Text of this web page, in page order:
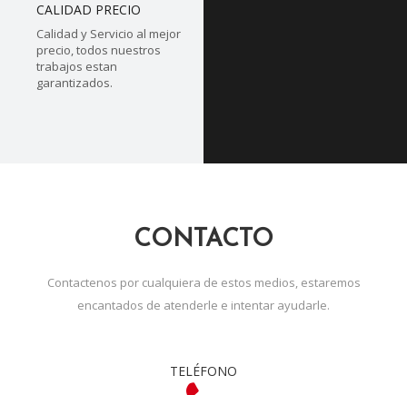
CALIDAD PRECIO
Calidad y Servicio al mejor
precio, todos nuestros
trabajos estan
garantizados.
CONTACTO
Contactenos por cualquiera de estos medios, estaremos
encantados de atenderle e intentar ayudarle.
TELÉFONO